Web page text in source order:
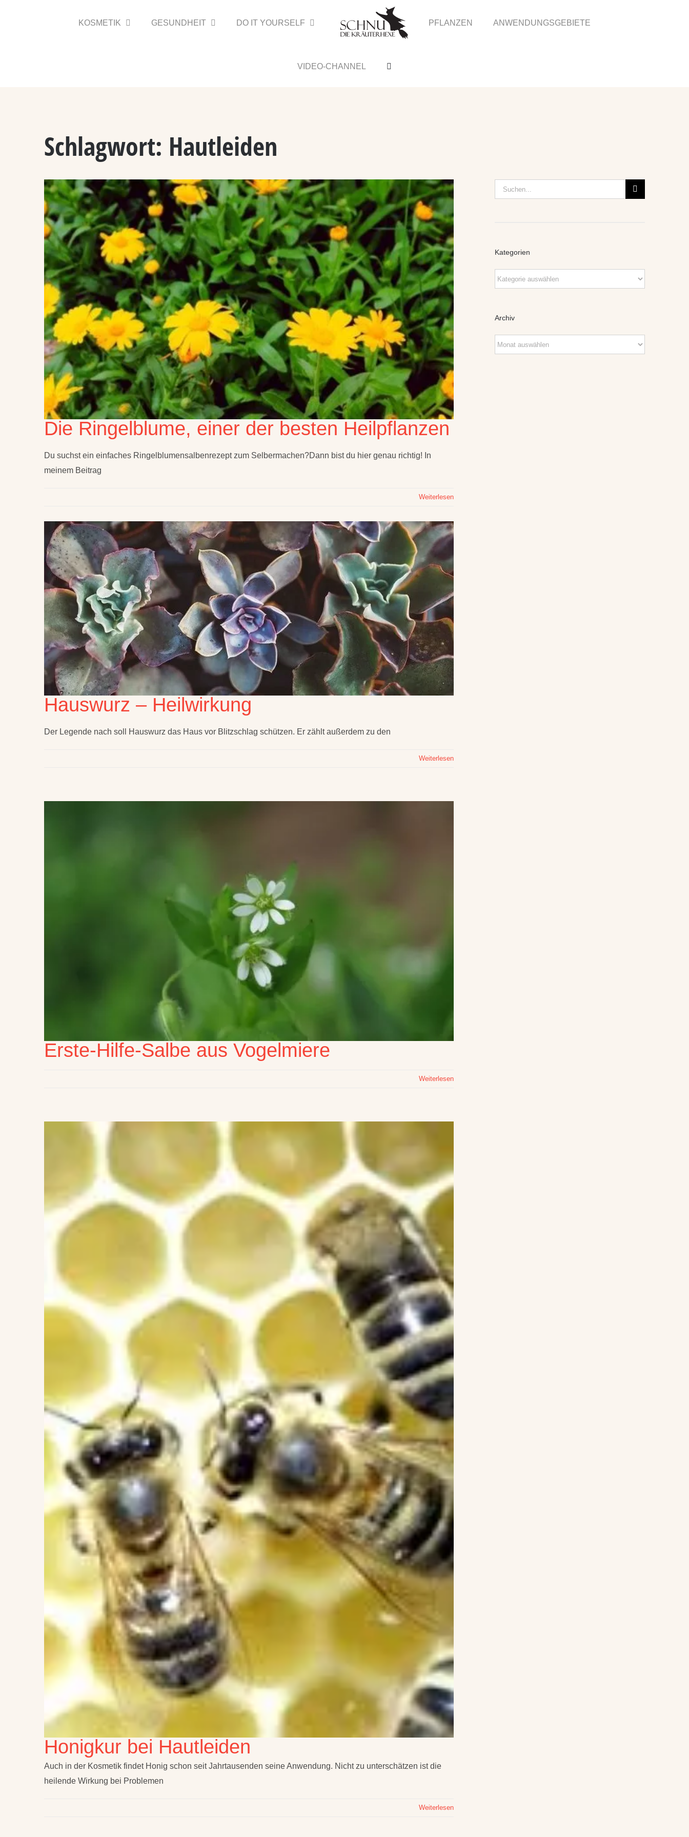
KOSMETIK GESUNDHEIT DO IT YOURSELF PFLANZEN ANWENDUNGSGEBIETE
VIDEO-CHANNEL
Schlagwort: Hautleiden
Die Ringelblume, einer der besten Heilpflanzen
Du suchst ein einfaches Ringelblumensalbenrezept zum Selbermachen?Dann bist du hier genau richtig! In
meinem Beitrag
Weiterlesen
Hauswurz – Heilwirkung
Der Legende nach soll Hauswurz das Haus vor Blitzschlag schützen. Er zählt außerdem zu den
Weiterlesen
Erste-Hilfe-Salbe aus Vogelmiere
Weiterlesen
Honigkur bei Hautleiden
Auch in der Kosmetik findet Honig schon seit Jahrtausenden seine Anwendung. Nicht zu unterschätzen ist die
heilende Wirkung bei Problemen
Weiterlesen
Suche
nach:
Kategorien
Kategorien
Archiv
Archiv